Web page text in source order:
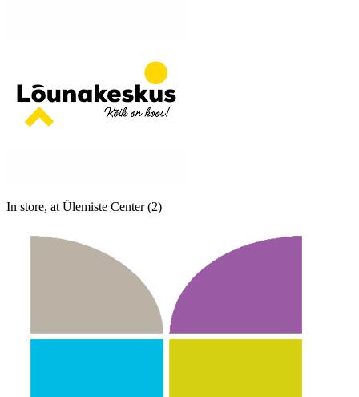
In store, at Ülemiste Center (2)